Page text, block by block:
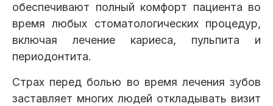
Имплантация Протезирование Виниры
Клиники
обеспечивают полный комфорт пациента во
время любых стоматологических процедур,
включая лечение кариеса, пульпита и
периодонтита.
Страх перед болью во время лечения зубов
заставляет многих людей откладывать визит